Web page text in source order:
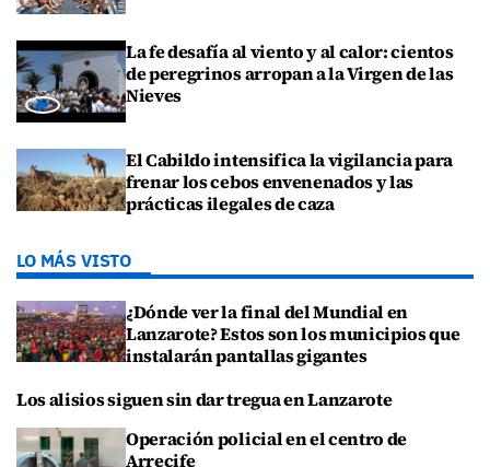
La fe desafía al viento y al calor: cientos
de peregrinos arropan a la Virgen de las
Nieves
El Cabildo intensifica la vigilancia para
frenar los cebos envenenados y las
prácticas ilegales de caza
LO MÁS VISTO
¿Dónde ver la final del Mundial en
Lanzarote? Estos son los municipios que
instalarán pantallas gigantes
Los alisios siguen sin dar tregua en Lanzarote
Operación policial en el centro de
Arrecife